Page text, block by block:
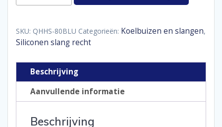
meter
80
aantal
SKU: QHHS-80BLU Categorieën: Koelbuizen en slangen,
Siliconen slang recht
Beschrijving
Aanvullende informatie
Beschrijving